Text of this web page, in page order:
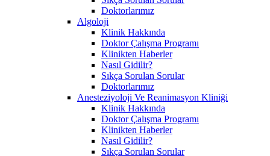
Doktorlarımız
Algoloji
Klinik Hakkında
Doktor Çalışma Programı
Klinikten Haberler
Nasıl Gidilir?
Sıkça Sorulan Sorular
Doktorlarımız
Anesteziyoloji Ve Reanimasyon Kliniği
Klinik Hakkında
Doktor Çalışma Programı
Klinikten Haberler
Nasıl Gidilir?
Sıkça Sorulan Sorular